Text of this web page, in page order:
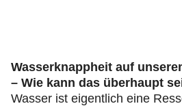
Wasserknappheit auf
– Wie kann das überhaupt
Wasser ist eigentlich eine